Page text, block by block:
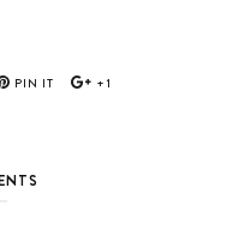
PIN IT +1